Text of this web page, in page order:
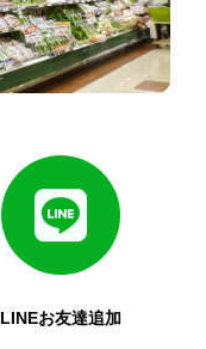
LINEお友達追加